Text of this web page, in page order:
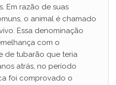
Em razão de suas
o animal é chamado
Essa denominação
com o
de tubarão que teria
atrás, no período
foi comprovado o